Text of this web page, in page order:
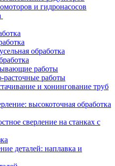
и гидронасосов
обработка
работы
расточные работы
и хонингование труб
высокоточная обработка
сверление на станках с
деталей: наплавка и